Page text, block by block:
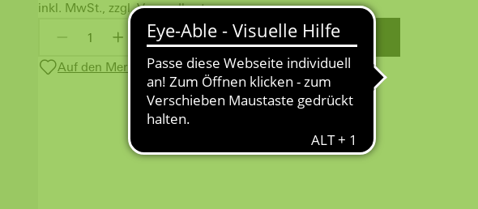
inkl. MwSt., zzgl.Versandkosten
WARENKORB
Auf den Merkzettel